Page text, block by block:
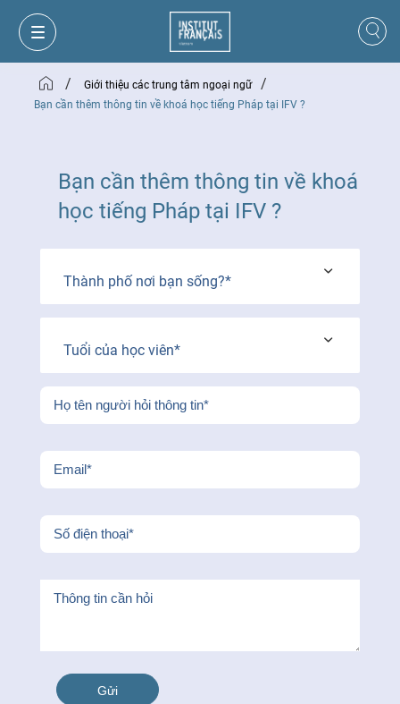
VI
/ Giới thiệu các trung tâm ngoại ngữ /
Bạn cần thêm thông tin về khoá học tiếng Pháp tại IFV ?
Bạn cần thêm thông tin về khoá
học tiếng Pháp tại IFV ?
Thành phố nơi bạn sống?*
Tuổi của học viên*